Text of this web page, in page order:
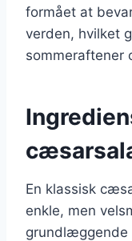
formået at
verden, hvilket
sommeraftener
En klassisk
enkle, men
grundlæggende